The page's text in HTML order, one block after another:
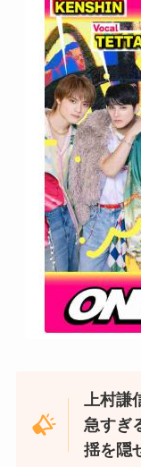
上村謙
急すぎ
揺を隠